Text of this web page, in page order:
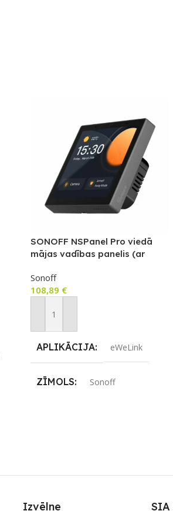
SONOFF NSPanel Pro viedā
mājas vadības panelis (ar
Bluetooth hub funkcijām), ar
dim grey rāmi.
Sonoff
108,89 €
Pievienot Grozam
APLIKĀCIJA eWeLink
ZĪMOLS Sonoff
Izvēlne SIA